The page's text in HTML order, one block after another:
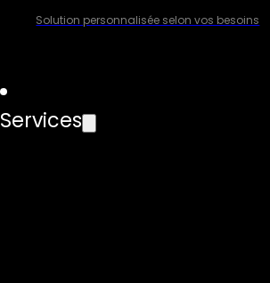
Solution personnalisée selon vos besoins
Services